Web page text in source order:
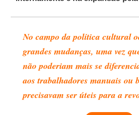
No campo da política cultural
grandes mudanças, uma vez
não poderiam mais se
aos trabalhadores manuais ou
precisavam ser úteis para a